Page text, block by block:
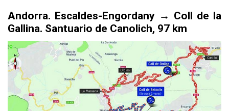
Andorra. Escaldes-Engordany → Coll de la
Gallina. Santuario de Canolich, 97 km